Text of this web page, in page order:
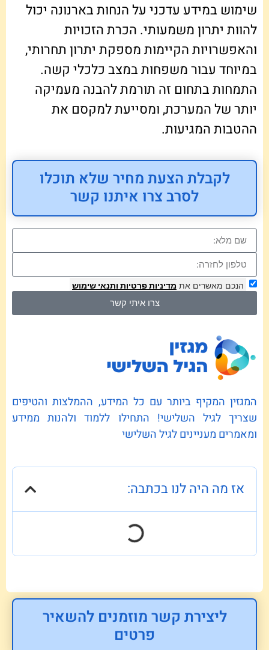
שימוש במידע עדכני על הנחות בארנונה יכול
להוות יתרון משמעותי. הכרת הזכויות
והאפשרויות הקיימות מספקת יתרון תחרותי,
במיוחד עבור משפחות במצב כלכלי קשה.
התמחות בתחום זה תורמת להבנה מעמיקה
יותר של המערכת, ומסייעת למקסם את
ההטבות המגיעות.
לקבלת הצעת מחיר שלא תוכלו
לסרב צרו איתנו קשר
הנכם מאשרים את מדיניות פרטיות ותנאי שימוש
צרו איתי קשר
המגזין המקיף ביותר עם כל המידע, ההמלצות והטיפים
שצריך לגיל השלישי! התחילו ללמוד ולהנות ממידע
ומאמרים מעניינים לגיל השלישי
אז מה היה לנו בכתבה:
ליצירת קשר מוזמנים להשאיר
פרטים